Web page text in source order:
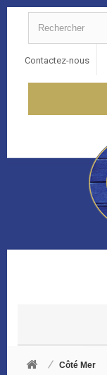
Contactez-nous
Côté Mer